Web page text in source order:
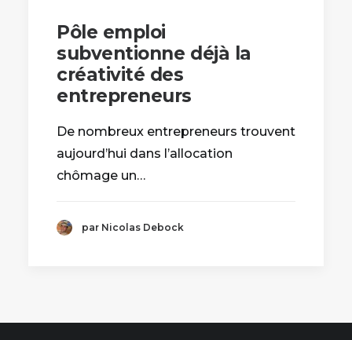
Pôle emploi
subventionne déjà la
créativité des
entrepreneurs
De nombreux entrepreneurs trouvent
aujourd’hui dans l’allocation
chômage un…
par Nicolas Debock